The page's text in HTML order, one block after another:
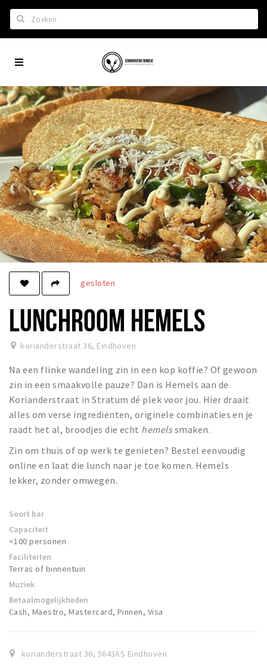
Home
Het laatste nieuws in Eindhoven
Lijstjes met Eindhoven tips
Roddels...
Restaurants en meer
Agenda
Hotels
Eindhovense Rondjes
Te koop en te huur
Winkels
Aanbiedingen
Ook reclame maken?
Over Eindhovens Rondje
Inloggen
City
gesloten
LUNCHROOM HEMELS
korianderstraat 36, Eindhoven
Na een flinke wandeling zin in een kop koffie? Of gewoon
zin in een smaakvolle pauze? Dan is Hemels aan de
Korianderstraat in Stratum dé plek voor jou. Hier draait
alles om verse ingrediënten, originele combinaties en je
raadt het al, broodjes die echt hemelssmaken.
Zin om thuis of op werk te genieten? Bestel eenvoudig
online en laat die lunch naar je toe komen. Hemels
lekker, zonder omwegen.
Soort bar
Capaciteit
<100 personen
Faciliteiten
Terras of binnentuin
Muziek
Betaalmogelijkheden
Cash, Maestro, Mastercard, Pinnen, Visa
korianderstraat 36, 5643AS Eindhoven